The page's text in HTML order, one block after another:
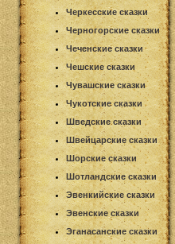
Черкесские сказки
Черногорские сказки
Чеченские сказки
Чешские сказки
Чувашские сказки
Чукотские сказки
Шведские сказки
Швейцарские сказки
Шорские сказки
Шотландские сказки
Эвенкийские сказки
Эвенские сказки
Эганасанские сказки